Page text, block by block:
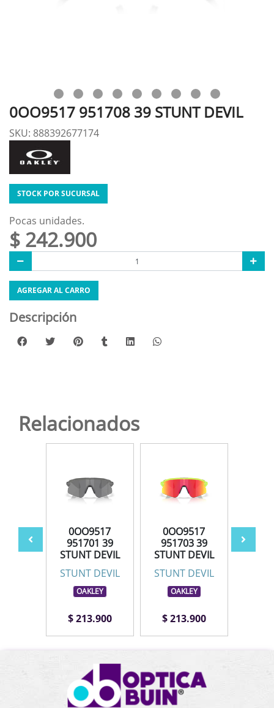
0OO9517 951708 39 STUNT DEVIL
SKU: 888392677174
STOCK POR SUCURSAL
Pocas unidades.
$ 242.900
AGREGAR AL CARRO
Descripción
Relacionados
0OO9517
951701 39
STUNT DEVIL
STUNT DEVIL
OAKLEY
$ 213.900
0OO9517
951703 39
STUNT DEVIL
STUNT DEVIL
OAKLEY
$ 213.900